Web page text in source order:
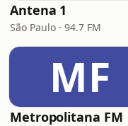
Antena 1
São Paulo · 94.7 FM
MF
Metropolitana FM